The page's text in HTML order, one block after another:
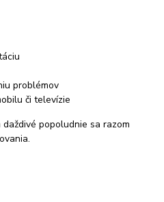
problémov
či televízie
popoludnie sa razom